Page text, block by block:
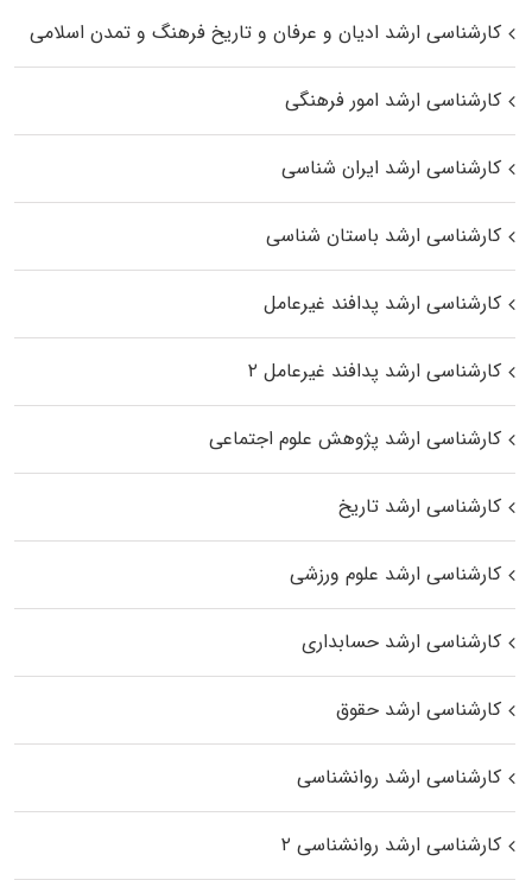
کارشناسی ارشد ادیان و عرفان و تاریخ فرهنگ و تمدن اسلامی
کارشناسی ارشد امور فرهنگی
کارشناسی ارشد ایران شناسی
کارشناسی ارشد باستان شناسی
کارشناسی ارشد پدافند غیرعامل
کارشناسی ارشد پدافند غیرعامل ۲
کارشناسی ارشد پژوهش علوم اجتماعی
کارشناسی ارشد تاریخ
کارشناسی ارشد علوم ورزشی
کارشناسی ارشد حسابداری
کارشناسی ارشد حقوق
کارشناسی ارشد روانشناسی
کارشناسی ارشد روانشناسی ۲